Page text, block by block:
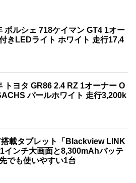
ポルシェ 718ケイマン GT4 1オー
きLEDライト ホワイト 走行17,4
トヨタ GR86 2.4 RZ 1オーナー O
パールホワイト 走行3,200k
載タブレット「Blackview LINK
インチ大画面と8,300mAhバッテ
でも使いやすい1台